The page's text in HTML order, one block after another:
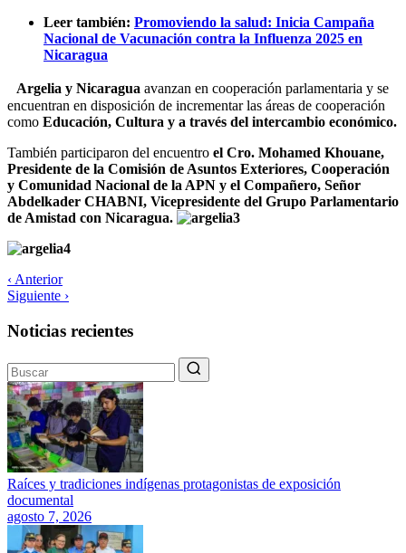
Leer también: Promoviendo la salud: Inicia Campaña
Nacional de Vacunación contra la Influenza 2025 en
Nicaragua
Argelia y Nicaragua avanzan en cooperación parlamentaria y se
encuentran en disposición de incrementar las áreas de cooperación
como Educación, Cultura y a través del intercambio económico.
También participaron del encuentro el Cro. Mohamed Khouane,
Presidente de la Comisión de Asuntos Exteriores, Cooperación
y Comunidad Nacional de la APN y el Compañero, Señor
Abdelkader CHABNI, Vicepresidente del Grupo Parlamentario
de Amistad con Nicaragua.
‹ Anterior
Siguiente ›
Noticias recientes
Raíces y tradiciones indígenas protagonistas de exposición
documental
agosto 7, 2026